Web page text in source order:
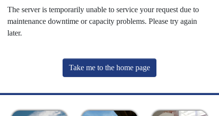
The server is temporarily unable to service your request due to
maintenance downtime or capacity problems. Please try again
later.
Take me to the home page